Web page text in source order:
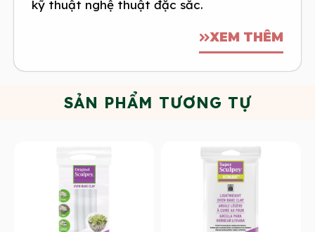
kỹ thuật nghệ thuật đặc sắc.
XEM THÊM
SẢN PHẨM TƯƠNG TỰ